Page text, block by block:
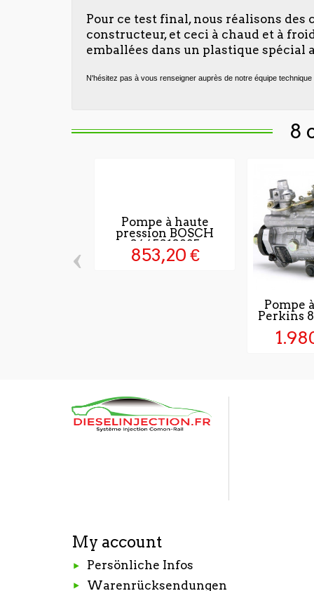
Pour ce test final, nous réalisons
constructeur, et ceci à chaud et à
emballées dans un plastique
N'hésitez pas à vous renseigner auprès de notre équipe
8
Pompe à haute
pression BOSCH
0445010835
853,20 €
Pompe
Perkins
‹
My account
Persönliche Infos
Warenrücksendungen